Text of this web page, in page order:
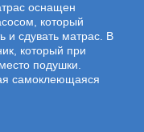
оснащен
который
и сдувать матрас. В
который при
подушки.
самоклеющаяся